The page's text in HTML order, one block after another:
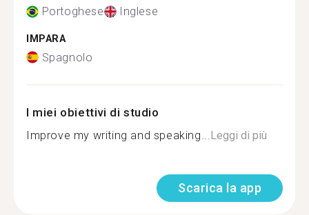
Portoghese Inglese
IMPARA
Spagnolo
I miei obiettivi di studio
Improve my writing and speaking... Leggi di più
Scarica la app